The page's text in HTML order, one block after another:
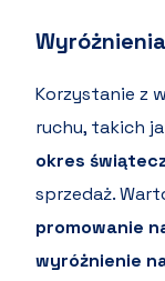
Korzystanie z
ruchu, takich
okres
sprzedaż.
promowanie
wyróżnienie